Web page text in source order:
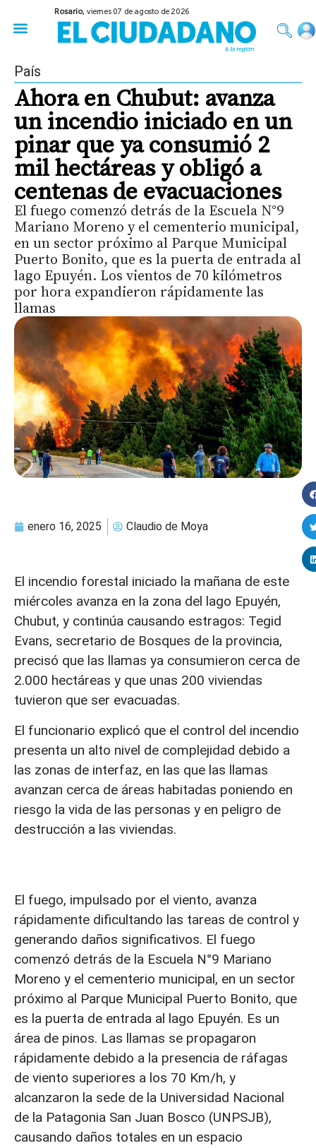
Rosario, viernes 07 de agosto de 2026
País
Ahora en Chubut: avanza
un incendio iniciado en un
pinar que ya consumió 2
mil hectáreas y obligó a
centenas de evacuaciones
El fuego comenzó detrás de la Escuela N°9
Mariano Moreno y el cementerio municipal,
en un sector próximo al Parque Municipal
Puerto Bonito, que es la puerta de entrada al
lago Epuyén. Los vientos de 70 kilómetros
por hora expandieron rápidamente las
llamas
enero 16, 2025 Claudio de Moya
El incendio forestal iniciado la mañana de este
miércoles avanza en la zona del lago Epuyén,
Chubut, y continúa causando estragos: Tegid
Evans, secretario de Bosques de la provincia,
precisó que las llamas ya consumieron cerca de
2.000 hectáreas y que unas 200 viviendas
tuvieron que ser evacuadas.
El funcionario explicó que el control del incendio
presenta un alto nivel de complejidad debido a
las zonas de interfaz, en las que las llamas
avanzan cerca de áreas habitadas poniendo en
riesgo la vida de las personas y en peligro de
destrucción a las viviendas.
El fuego, impulsado por el viento, avanza
rápidamente dificultando las tareas de control y
generando daños significativos. El fuego
comenzó detrás de la Escuela N°9 Mariano
Moreno y el cementerio municipal, en un sector
próximo al Parque Municipal Puerto Bonito, que
es la puerta de entrada al lago Epuyén. Es un
área de pinos. Las llamas se propagaron
rápidamente debido a la presencia de ráfagas
de viento superiores a los 70 Km/h, y
alcanzaron la sede de la Universidad Nacional
de la Patagonia San Juan Bosco (UNPSJB),
causando daños totales en un espacio